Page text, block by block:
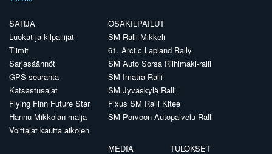
SARJA
Luokat ja kilpailijat
Tiimit
Sarjasäännöt
GPS-seuranta
Katsastusajat
Flying Finn Future Star
Hannu Mikkolan malja
Voittajat kautta aikojen
OSAKILPAILUT
SM Ralli Mikkeli
61. Arctic Lapland Rally
SM Auto Sorsa Riihimäki-ralli
SM Imatra Ralli
SM Jyväskylä Ralli
Fixus SM Ralli Kitee
SM Porvoon Autopalvelu Ralli
MEDIA TULOKSET